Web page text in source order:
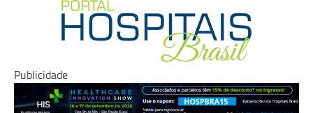
Publicidade